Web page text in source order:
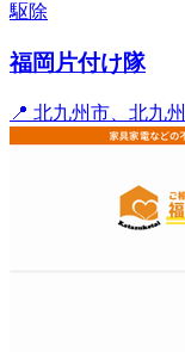
駆除
福岡片付け隊
📍 北九州市、北九